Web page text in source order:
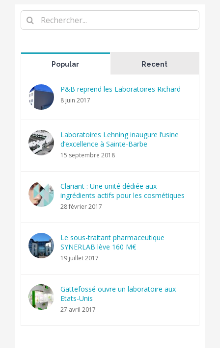
Rechercher
Popular Recent
P&B reprend les Laboratoires Richard
8 juin 2017
Laboratoires Lehning inaugure l’usine
d’excellence à Sainte-Barbe
15 septembre 2018
Clariant : Une unité dédiée aux
ingrédients actifs pour les cosmétiques
28 février 2017
Le sous-traitant pharmaceutique
SYNERLAB lève 160 M€
19 juillet 2017
Gattefossé ouvre un laboratoire aux
Etats-Unis
27 avril 2017